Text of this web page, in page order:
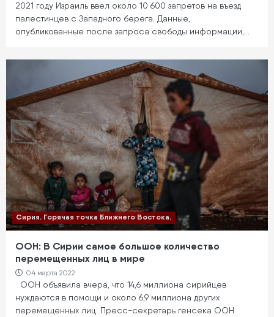
2021 году Израиль ввел около 10 600 запретов на въезд
палестинцев с Западного берега. Данные,
опубликованные после запроса свободы информации,…
Сирия. Горячая точка Ближнего Востока.
ООН: В Сирии самое большое количество
перемещенных лиц в мире
04 марта 2022
ООН объявила вчера, что 14,6 миллиона сирийцев
нуждаются в помощи и около 6,9 миллиона других
перемещенных лиц. Пресс-секретарь генсека ООН